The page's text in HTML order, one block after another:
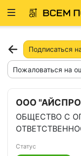
Развернуть
Подписаться
Пожаловаться на
ООО
ОБЩЕСТВО С
Статус